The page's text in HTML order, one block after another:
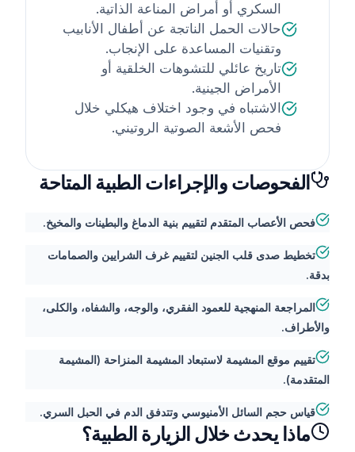
السكري أو أمراض المناعة الذاتية.
حالات الحمل الناتجة عن أطفال الأنابيب
وتقنيات المساعدة على الإنجاب.
تاريخ عائلي للتشوهات الخلقية أو
الأمراض الجينية.
الاشتباه في وجود اختلاف هيكلي خلال
فحص الأشعة الصوتية الروتيني.
الفحوصات والإجراءات الطبية المتاحة
فحص الأعصاب المتقدم لتقييم بنية الدماغ والبطينات والمخيخ.
تخطيط صدى قلب الجنين لتقييم غرف الشرايين والصمامات
بدقة.
المراجعة المنهجية للعمود الفقري، والوجه، والشفاه، والكلى،
والأطراف.
تقييم موقع المشيمة لاستبعاد المشيمة المنزاحة (المشيمة
المتقدمة).
قياس حجم السائل الأمنيوسي وتتدفق الدم في الحبل السري.
ماذا يحدث خلال الزيارة الطبية؟